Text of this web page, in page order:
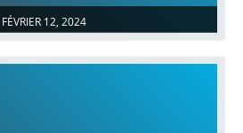
FÉVRIER 12, 2024